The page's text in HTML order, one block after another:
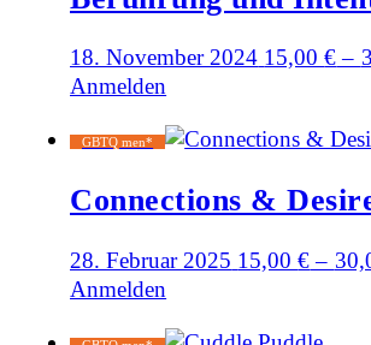
18. November 2024 15,00€–
Anmelden
GBTQ men*
Connections &
28. Februar 2025 15,00€–
Anmelden